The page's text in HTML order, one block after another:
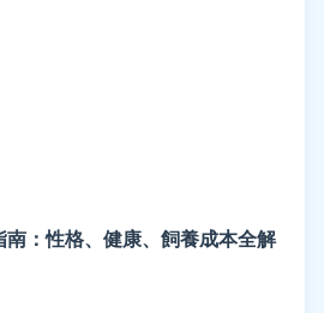
：性格、健康、飼養成本全解